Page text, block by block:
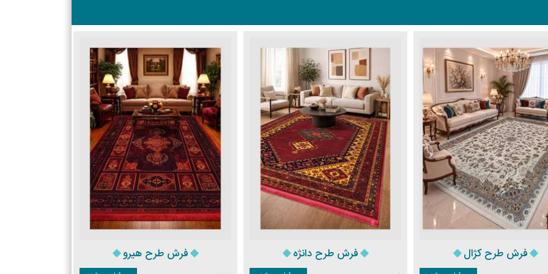
فرش طرح کژال فرش طرح دانژه فرش طرح هیرو